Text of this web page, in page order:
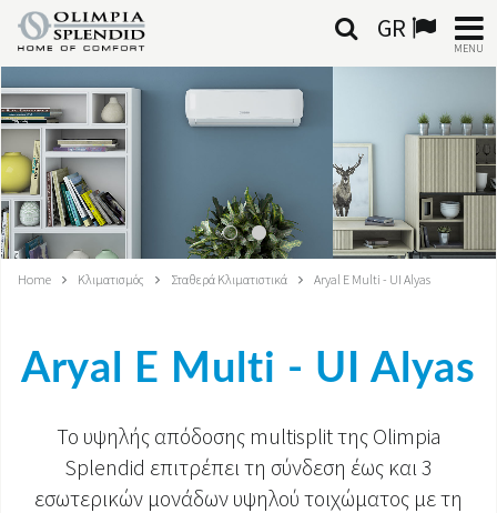
GR
MENU
ΕΛΛΗΝΙΚΆ
HOME
ΚΛΙΜΑΤΙΣΜΌΣ
ΘΈΡΜΑΝΣΗ
ΟΛΟΚΛΗΡΩΜΈΝΑ ΣΥΣΤΉΜΑΤΑ
ΚΌΣΜΟΣ OS
Home Κλιματισμός Σταθερά Κλιματιστικά Aryal E Multi - UI Alyas
Aryal E Multi - UI Alyas
Το υψηλής απόδοσης multisplit της Olimpia
Splendid επιτρέπει τη σύνδεση έως και 3
εσωτερικών μονάδων υψηλού τοιχώματος με τη